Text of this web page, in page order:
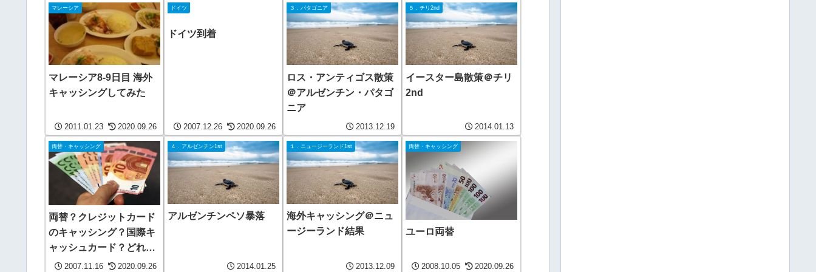
マレーシア
マレーシア8-9日目 海外
キャッシングしてみた
2011.01.23 2020.09.26
ドイツ
ドイツ到着
2007.12.26 2020.09.26
３．パタゴニア
ロス・アンティゴス散策
＠アルゼンチン・パタゴ
ニア
2013.12.19
５．チリ2nd
イースター島散策＠チリ
2nd
2014.01.13
両替・キャッシング
両替？クレジットカード
のキャッシング？国際キ
ャッシュカード？どれが
お得？
2007.11.16 2020.09.26
４．アルゼンチン1st
アルゼンチンペソ暴落
2014.01.25
１．ニュージーランド1st
海外キャッシング＠ニュ
ージーランド結果
2013.12.09
両替・キャッシング
ユーロ両替
2008.10.05 2020.09.26